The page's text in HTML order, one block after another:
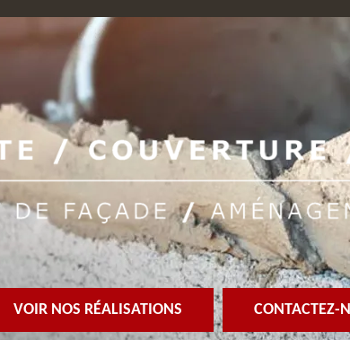
VOIR NOS RÉALISATIONS CONTACTEZ-